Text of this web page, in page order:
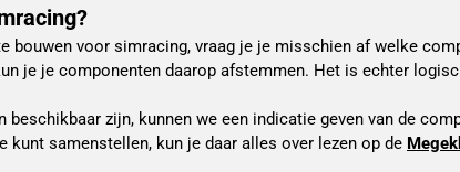
bouwen voor simracing, vraag je je misschien af welke
je je componenten daarop afstemmen. Het is echter
beschikbaar zijn, kunnen we een indicatie geven van de
samenstellen, kun je daar alles over lezen op de